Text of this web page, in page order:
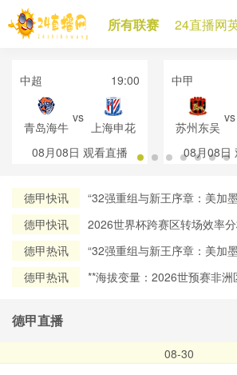
所有联赛 24直播网
中超 19:00
青岛海牛
vs
上海申花
08月08日 观看直播
中甲
苏州东吴
vs
08月08日
德甲快讯
“32强重组与新王序章：美加
德甲快讯
2026世界杯跨赛区转场效率
德甲热讯
“32强重组与新王序章：美加
德甲热讯
**海拔变量：2026世预赛非洲
德甲直播
08-30